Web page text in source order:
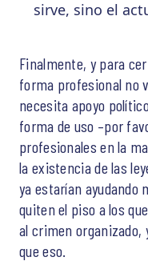
sirve, sino el
Finalmente, y para
forma profesional no
necesita apoyo
forma de uso –por
profesionales en la
la existencia de las
ya estarían ayudando
quiten el piso a los
al crimen organizado,
que eso.